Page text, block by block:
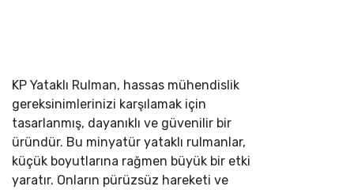
KP Yataklı Rulman, hassas mühendislik
gereksinimlerinizi karşılamak için
tasarlanmış, dayanıklı ve güvenilir bir
üründür. Bu minyatür yataklı rulmanlar,
küçük boyutlarına rağmen büyük bir etki
yaratır. Onların pürüzsüz hareketi ve